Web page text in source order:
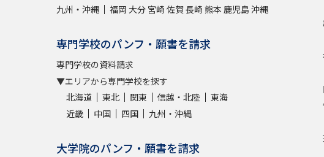
九州・沖縄
福岡 大分 宮崎 佐賀 長崎 熊本 鹿児島沖縄
専門学校のパンフ・願書を請求
専門学校の資料請求
▼エリアから専門学校を探す
北海道
東北 関東 信越・北陸
東海
近畿
中国 四国 九州・沖縄
大学院のパンフ・願書を請求